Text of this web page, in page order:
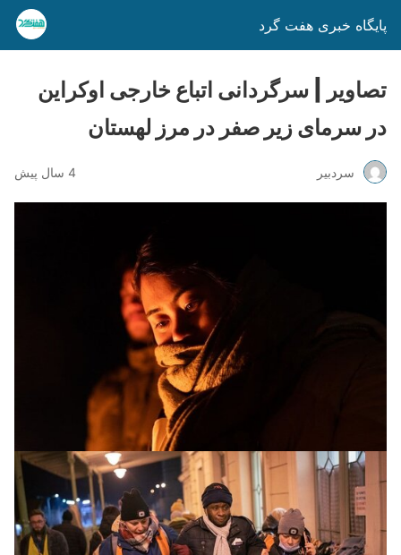
پایگاه خبری هفت گرد
تصاویر | سرگردانی اتباع خارجی اوکراین
در سرمای زیر صفر در مرز لهستان
سردبیر 4 سال پیش